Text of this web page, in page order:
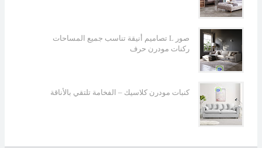
تصاميم أنيقة تناسب جميع المساحات L صور
ركنات مودرن حرف
كنبات مودرن كلاسيك – الفخامة تلتقي بالأناقة